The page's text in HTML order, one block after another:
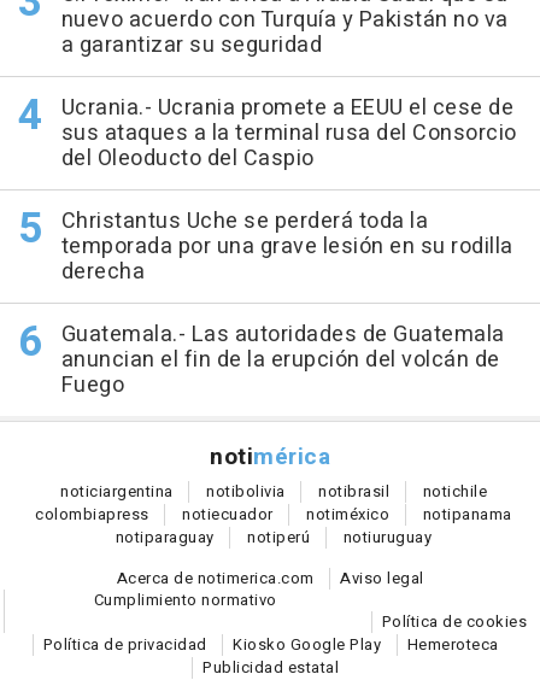
nuevo acuerdo con Turquía y Pakistán no va
a garantizar su seguridad
Ucrania.- Ucrania promete a EEUU el cese de
sus ataques a la terminal rusa del Consorcio
del Oleoducto del Caspio
Christantus Uche se perderá toda la
temporada por una grave lesión en su rodilla
derecha
Guatemala.- Las autoridades de Guatemala
anuncian el fin de la erupción del volcán de
Fuego
notimérica
noticiargentina notibolivia notibrasil notichile
colombiapress notiecuador notiméxico notipanama
notiparaguay notiperú notiuruguay
Acerca de notimerica.com
Aviso legal
Cumplimiento normativo
Política de cookies
Política de privacidad
Kiosko Google Play
Hemeroteca
Publicidad estatal